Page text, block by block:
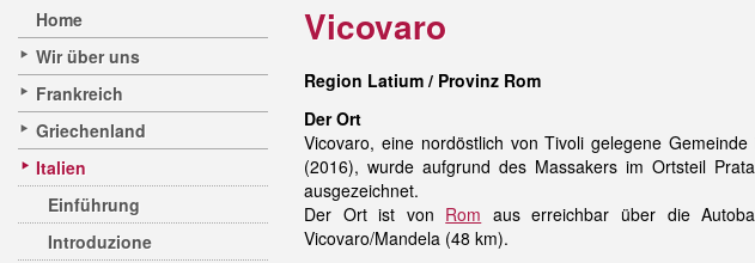
Home
Wir über uns
Frankreich
Griechenland
Italien
Einführung
Introduzione
Vicovaro
Region Latium / Provinz Rom
Der Ort
Vicovaro, eine nordöstlich von Tivoli gelegene
(2016), wurde aufgrund des Massakers im Ortsteil
ausgezeichnet.
Der Ort ist von Rom aus erreichbar über die
Vicovaro/Mandela (48 km).